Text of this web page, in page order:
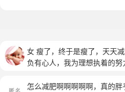
女 瘦了，终于是瘦了，天天
负有心人，我为理想执着的
怎么减肥啊啊啊啊啊，真的